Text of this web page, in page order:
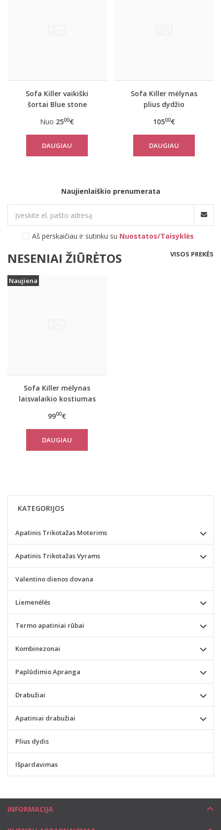
Sofa Killer vaikiški
šortai Blue stone
Nuo 2500€
DAUGIAU
Sofa Killer mėlynas
plius dydžio
Stone
10500€
DAUGIAU
Naujienlaiškio prenumerata
Aš perskaičiau ir sutinku su Nuostatos/Taisyklės
NESENIAI ŽIŪRĖTOS VISOS PREKĖS
Naujiena
Sofa Killer mėlynas
laisvalaikio kostiumas
9900€
DAUGIAU
KATEGORIJOS
Apatinis Trikotažas Moterims
Apatinis Trikotažas Vyrams
Valentino dienos dovana
Liemenėlės
Termo apatiniai rūbai
Kombinezonai
Paplūdimio Apranga
Drabužiai
Apatiniai drabužiai
Plius dydis
Išpardavimas
INFORMACIJA